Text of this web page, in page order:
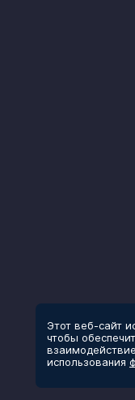
Этот веб-сайт
чтобы
использования